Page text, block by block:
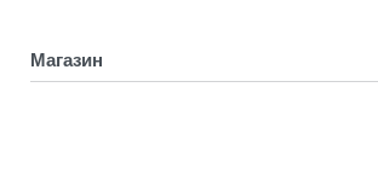
Магазин